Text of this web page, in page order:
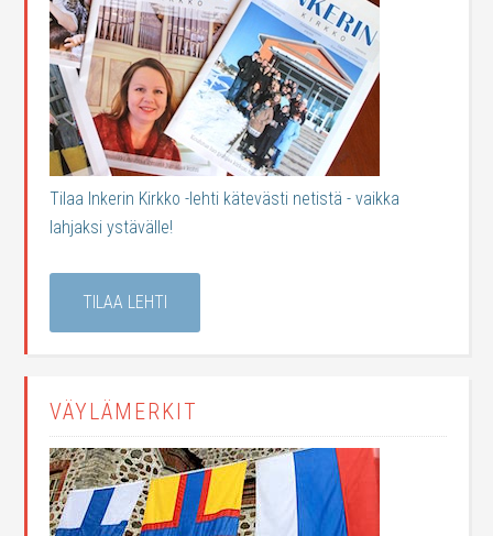
Tilaa Inkerin Kirkko -lehti kätevästi netistä - vaikka
lahjaksi ystävälle!
TILAA LEHTI
VÄYLÄMERKIT